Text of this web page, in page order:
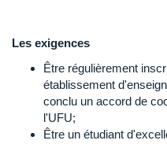
Les exigences
Être régulièrement
établissement
conclu un accord de
l'UFU;
Être un étudiant